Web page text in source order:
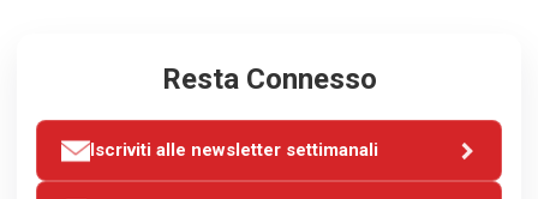
Resta Connesso
Iscriviti alle newsletter settimanali